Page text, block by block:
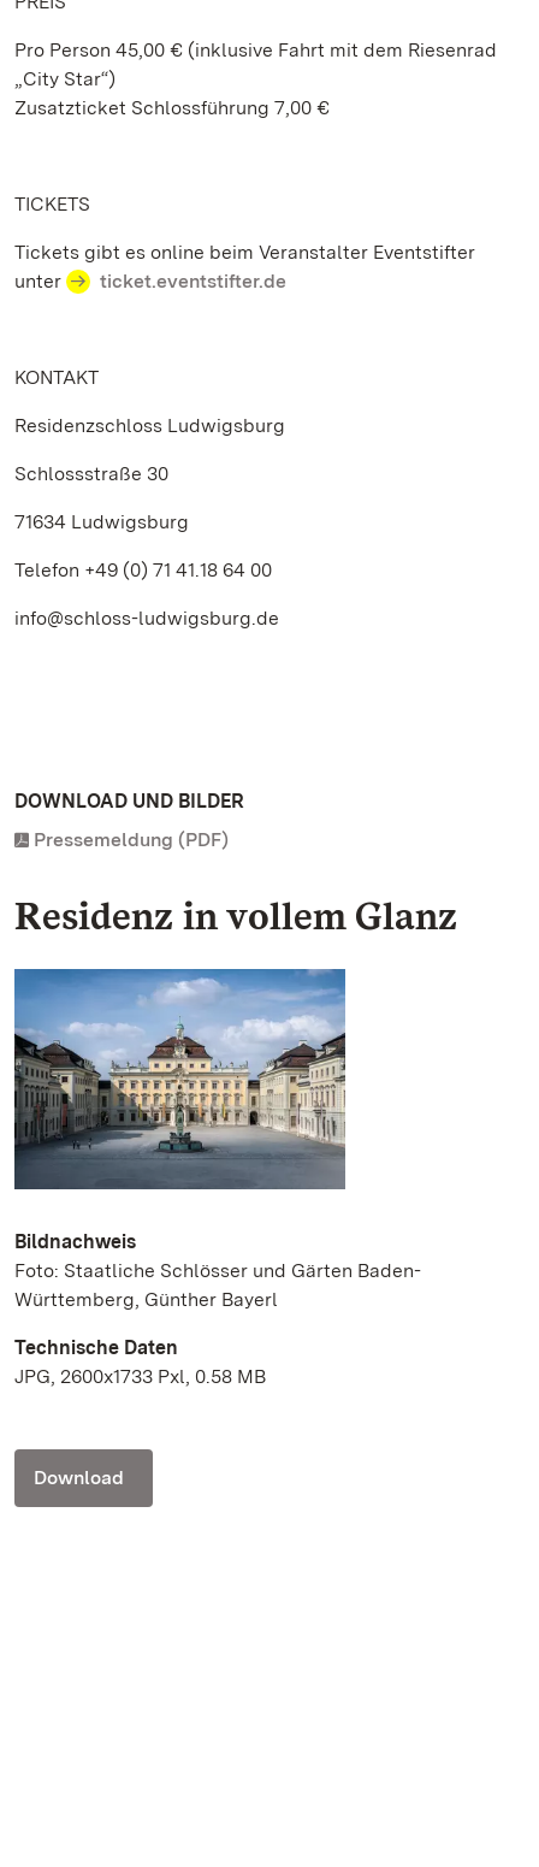
Pro Person 45,00 € (inklusive Fahrt mit dem Riesenrad
„City Star“)
Zusatzticket Schlossführung 7,00 €
TICKETS
Tickets gibt es online beim Veranstalter Eventstifter
unter
ticket.eventstifter.de
KONTAKT
Residenzschloss Ludwigsburg
Schlossstraße 30
71634 Ludwigsburg
Telefon +49 (0) 71 41.18 64 00
info@schloss-ludwigsburg.de
DOWNLOAD UND BILDER
Pressemeldung (PDF)
Residenz in vollem Glanz
Bildnachweis
Foto: Staatliche Schlösser und Gärten Baden-
Württemberg, Günther Bayerl
Technische Daten
JPG, 2600x1733 Pxl, 0.58 MB
Download